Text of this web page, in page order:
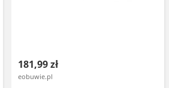
181,99 zł
eobuwie.pl